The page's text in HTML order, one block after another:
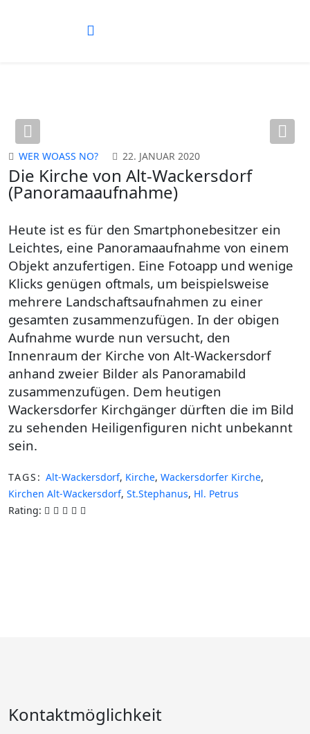
Previous
WER WOASS NO? 22. JANUAR 2020
Die Kirche von Alt-Wackersdorf
(Panoramaaufnahme)
Heute ist es für den Smartphonebesitzer ein
Leichtes, eine Panoramaaufnahme von einem
Objekt anzufertigen. Eine Fotoapp und wenige
Klicks genügen oftmals, um beispielsweise
mehrere Landschaftsaufnahmen zu einer
gesamten zusammenzufügen. In der obigen
Aufnahme wurde nun versucht, den
Innenraum der Kirche von Alt-Wackersdorf
anhand zweier Bilder als Panoramabild
zusammenzufügen. Dem heutigen
Wackersdorfer Kirchgänger dürften die im Bild
zu sehenden Heiligenfiguren nicht unbekannt
sein.
TAGS: Alt-Wackersdorf, Kirche, Wackersdorfer Kirche,
Kirchen Alt-Wackersdorf, St.Stephanus, Hl. Petrus
Rating:
Kontaktmöglichkeit